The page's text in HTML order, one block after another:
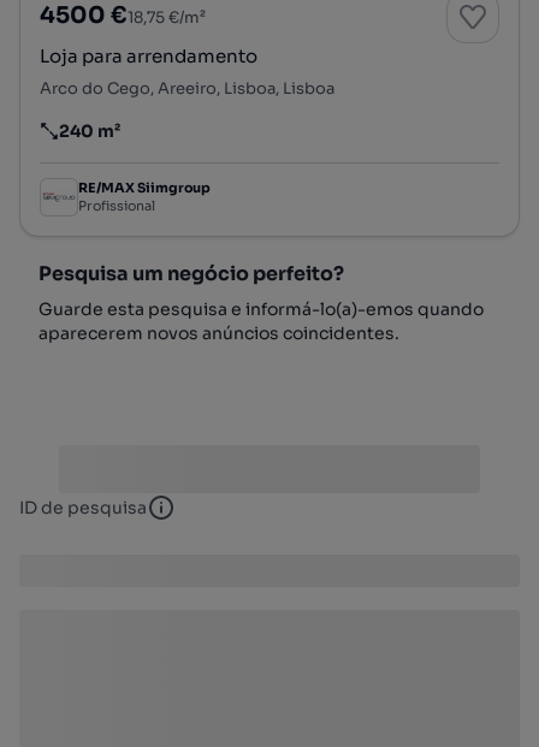
4500 €18,75 €/m²
Loja para arrendamento
Arco do Cego, Areeiro, Lisboa, Lisboa
Preço por metro quadrado
240 m²
RE/MAX Siimgroup
Profissional
Pesquisa um negócio perfeito?
Guarde esta pesquisa e informá-lo(a)-emos quando
aparecerem novos anúncios coincidentes.
ID de pesquisa ID de pesquisa